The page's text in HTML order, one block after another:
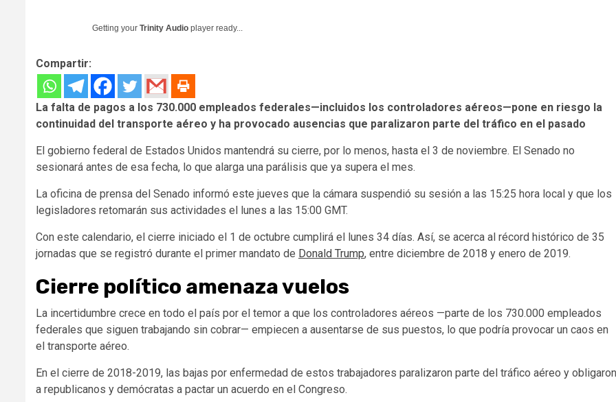
Getting your Trinity Audio player ready...
Compartir:
La falta de pagos a los 730.000 empleados federales—incluidos los controladores aéreos—pone en riesgo la
continuidad del transporte aéreo y ha provocado ausencias que paralizaron parte del tráfico en el pasado
El gobierno federal de Estados Unidos mantendrá su cierre, por lo menos, hasta el 3 de noviembre. El Senado no
sesionará antes de esa fecha, lo que alarga una parálisis que ya supera el mes.
La oficina de prensa del Senado informó este jueves que la cámara suspendió su sesión a las 15:25 hora local y que los
legisladores retomarán sus actividades el lunes a las 15:00 GMT.
Con este calendario, el cierre iniciado el 1 de octubre cumplirá el lunes 34 días. Así, se acerca al récord histórico de 35
jornadas que se registró durante el primer mandato de Donald Trump, entre diciembre de 2018 y enero de 2019.
Cierre político amenaza vuelos
La incertidumbre crece en todo el país por el temor a que los controladores aéreos —parte de los 730.000 empleados
federales que siguen trabajando sin cobrar— empiecen a ausentarse de sus puestos, lo que podría provocar un caos en
el transporte aéreo.
En el cierre de 2018-2019, las bajas por enfermedad de estos trabajadores paralizaron parte del tráfico aéreo y obligaron
a republicanos y demócratas a pactar un acuerdo en el Congreso.